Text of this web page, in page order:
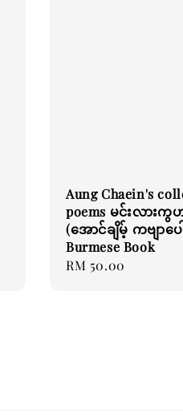
Aung Chaein's
poems မင်းလားကွ
(အောင်ချိမ့် ကဗျာပေ
Burmese Book
Regular
RM 50.00